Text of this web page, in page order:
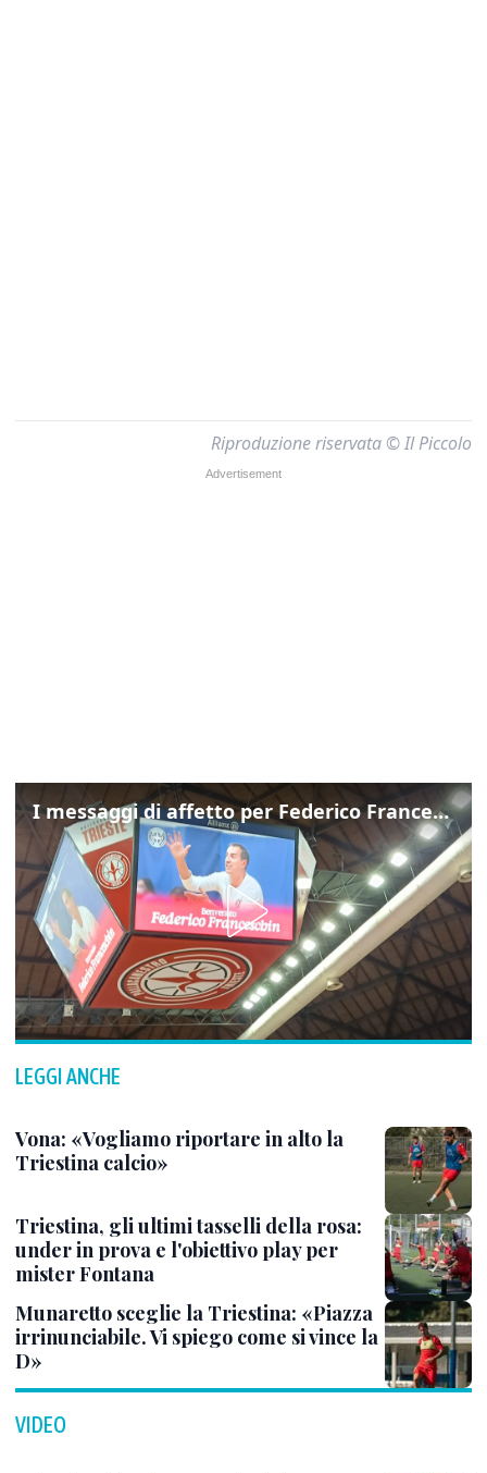
Riproduzione riservata © Il Piccolo
I messaggi di affetto per Federico Franceschin: così il mondo del basket gli è stato accanto fino all’ultimo
LEGGI ANCHE
Vona: «Vogliamo riportare in alto la
Triestina calcio»
Triestina, gli ultimi tasselli della rosa:
under in prova e l'obiettivo play per
mister Fontana
Munaretto sceglie la Triestina: «Piazza
irrinunciabile. Vi spiego come si vince la
D»
VIDEO